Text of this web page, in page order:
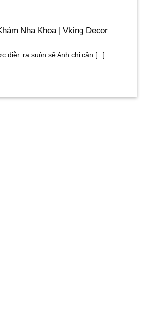
Nha Khoa | Vking Decor
diễn ra suôn sẽ Anh chị cần [...]